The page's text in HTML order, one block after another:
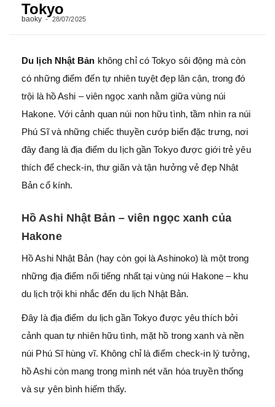
Tokyo
baoky 28/07/2025
Du lịch Nhật Bản không chỉ có Tokyo sôi động mà còn
có những điểm đến tự nhiên tuyệt đẹp lân cận, trong đó
trội là hồ Ashi – viên ngọc xanh nằm giữa vùng núi
Hakone. Với cảnh quan núi non hữu tình, tầm nhìn ra núi
Phú Sĩ và những chiếc thuyền cướp biển đặc trưng, nơi
đây đang là địa điểm du lịch gần Tokyo được giới trẻ yêu
thích để check-in, thư giãn và tận hưởng vẻ đẹp Nhật
Bản cổ kính.
Hồ Ashi Nhật Bản – viên ngọc xanh của
Hakone
Hồ Ashi Nhật Bản (hay còn gọi là Ashinoko) là một trong
những địa điểm nổi tiếng nhất tại vùng núi Hakone – khu
du lịch trội khi nhắc đến du lịch Nhật Bản.
Đây là địa điểm du lịch gần Tokyo được yêu thích bởi
cảnh quan tự nhiên hữu tình, mặt hồ trong xanh và nền
núi Phú Sĩ hùng vĩ. Không chỉ là điểm check-in lý tưởng,
hồ Ashi còn mang trong mình nét văn hóa truyền thống
và sự yên bình hiếm thấy.